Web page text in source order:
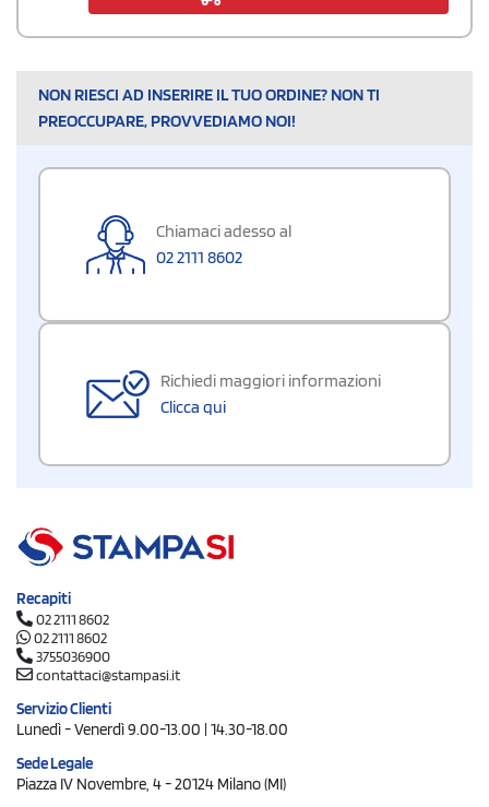
NON RIESCI AD INSERIRE IL TUO ORDINE? NON TI
PREOCCUPARE, PROVVEDIAMO NOI!
Chiamaci adesso al
02 2111 8602
Richiedi maggiori informazioni
Clicca qui
Recapiti
02 2111 8602
02 2111 8602
3755036900
contattaci@stampasi.it
Servizio Clienti
Lunedì - Venerdì 9.00-13.00 | 14.30-18.00
Sede Legale
Piazza IV Novembre, 4 - 20124 Milano (MI)